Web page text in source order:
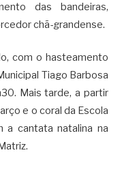
das bandeiras,
chã-grandense.
com o hasteamento
Tiago Barbosa
Mais tarde, a partir
e o coral da Escola
a cantata natalina na